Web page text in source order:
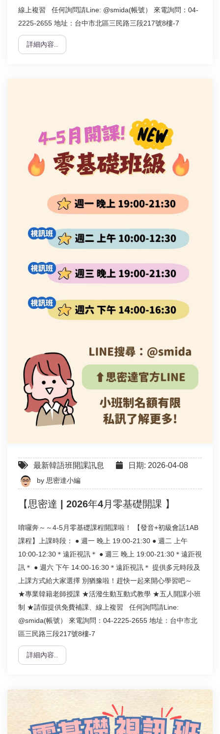
線上複習 任何詢問請Line: @smida(帳號） 來電詢問：04-
2225-2655 地址：台中市北區三民路三段217號8樓-7
詳細內容..
最新韓語班開課訊息 日期: 2026-04-08
by 思密達小編
【思密達 | 2026年4月零基礎開課 】
唷囉奔～～4-5月零基礎課程開課啦！ 【發音+初級會話1AB
課程】上課時段： ● 週一 晚上 19:00-21:30 ● 週二 上午
10:00-12:30＊遠距視訊＊ ● 週三 晚上 19:00-21:30＊遠距視
訊＊ ● 週六 下午 14:00-16:30＊遠距視訊＊ 提供多元時段及
上課方式給大家選擇 別猶豫啦！趕快一起來開心學習吧～
★專業韓籍老師授課 ★活潑生動互動式教學 ★五人開課小班
制 ★請假提供免費補課、線上複習 任何詢問請Line:
@smida(帳號） 來電詢問：04-2225-2655 地址：台中市北
區三民路三段217號8樓-7
詳細內容..